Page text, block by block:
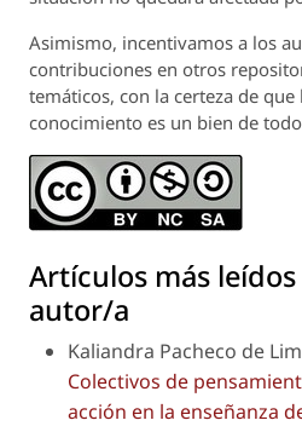
Asimismo, incentivamos a los
contribuciones en otros
temáticos, con la certeza de que
conocimiento es un bien de
Artículos más
autor/a
Kaliandra Pacheco de
Colectivos de
acción en la enseñanza